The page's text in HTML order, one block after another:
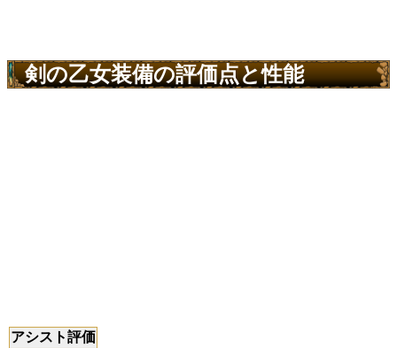
剣の乙女装備の評価点と性能
アシスト評価